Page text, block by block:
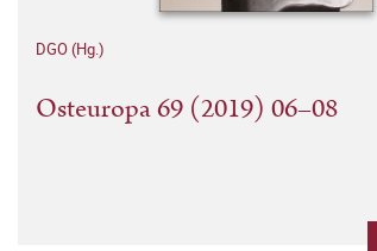
DGO (Hg.)
Osteuropa 69 (2019) 06–08